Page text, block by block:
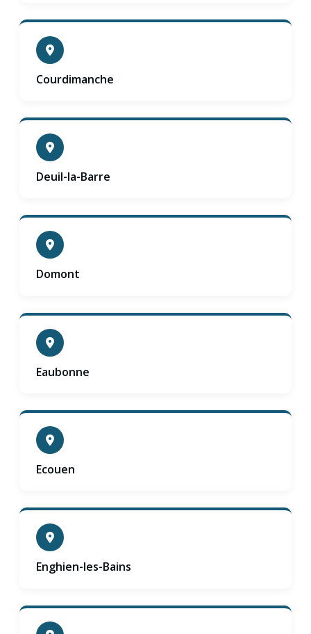
Courdimanche
Deuil-la-Barre
Domont
Eaubonne
Ecouen
Enghien-les-Bains